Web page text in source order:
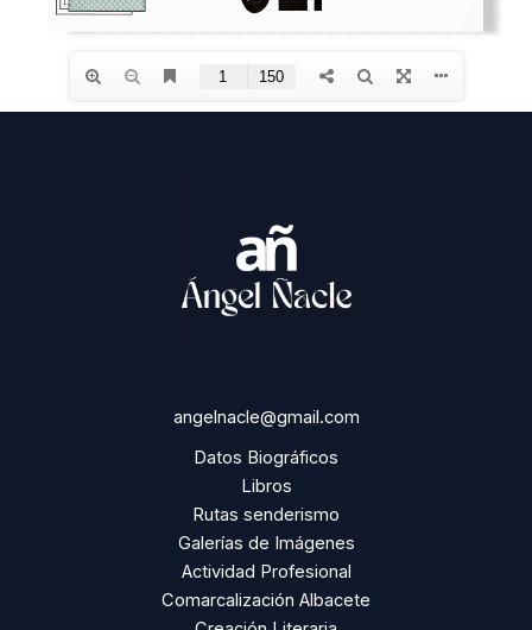
angelnacle@gmail.com
Datos Biográficos
Libros
Rutas senderismo
Galerías de Imágenes
Actividad Profesional
Comarcalización Albacete